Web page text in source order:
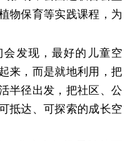
物保育等实践课程，为
会发现，最好的儿童空
来，而是就地利用，把
半径出发，把社区、公
抵达、可探索的成长空